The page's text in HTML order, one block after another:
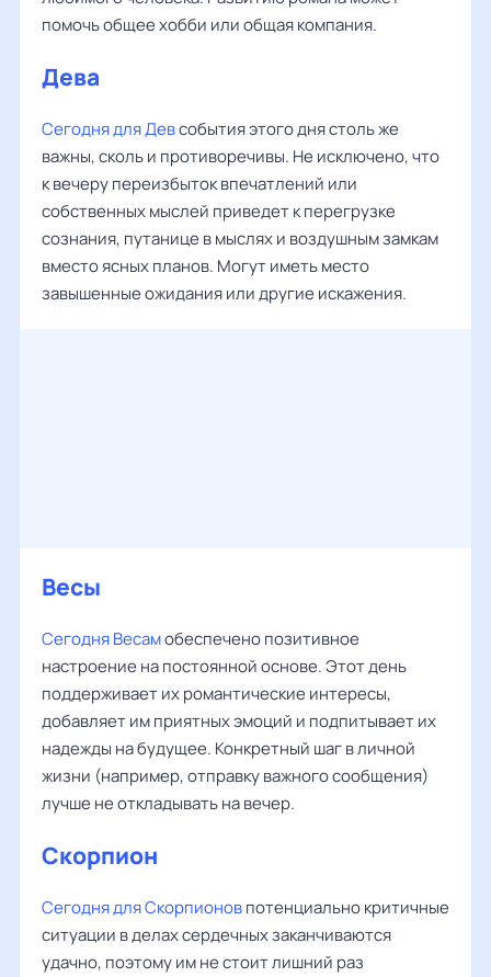
помочь общее хобби или общая компания.
Дева
Сегодня для Девсобытия этого дня столь же
важны, сколь и противоречивы. Не исключено, что
к вечеру переизбыток впечатлений или
собственных мыслей приведет к перегрузке
сознания, путанице в мыслях и воздушным замкам
вместо ясных планов. Могут иметь место
завышенные ожидания или другие искажения.
Весы
Сегодня Весамобеспечено позитивное
настроение на постоянной основе. Этот день
поддерживает их романтические интересы,
добавляет им приятных эмоций и подпитывает их
надежды на будущее. Конкретный шаг в личной
жизни (например, отправку важного сообщения)
лучше не откладывать на вечер.
Скорпион
Сегодня для Скорпионовпотенциально критичные
ситуации в делах сердечных заканчиваются
удачно, поэтому им не стоит лишний раз